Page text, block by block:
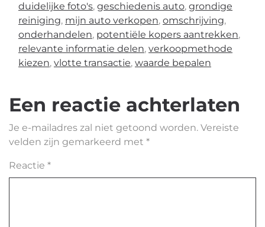
duidelijke foto's, geschiedenis auto, grondige
reiniging, mijn auto verkopen, omschrijving,
onderhandelen, potentiële kopers aantrekken,
relevante informatie delen, verkoopmethode
kiezen, vlotte transactie, waarde bepalen
Een reactie achterlaten
Je e-mailadres zal niet getoond worden. Vereiste
velden zijn gemarkeerd met *
Reactie *